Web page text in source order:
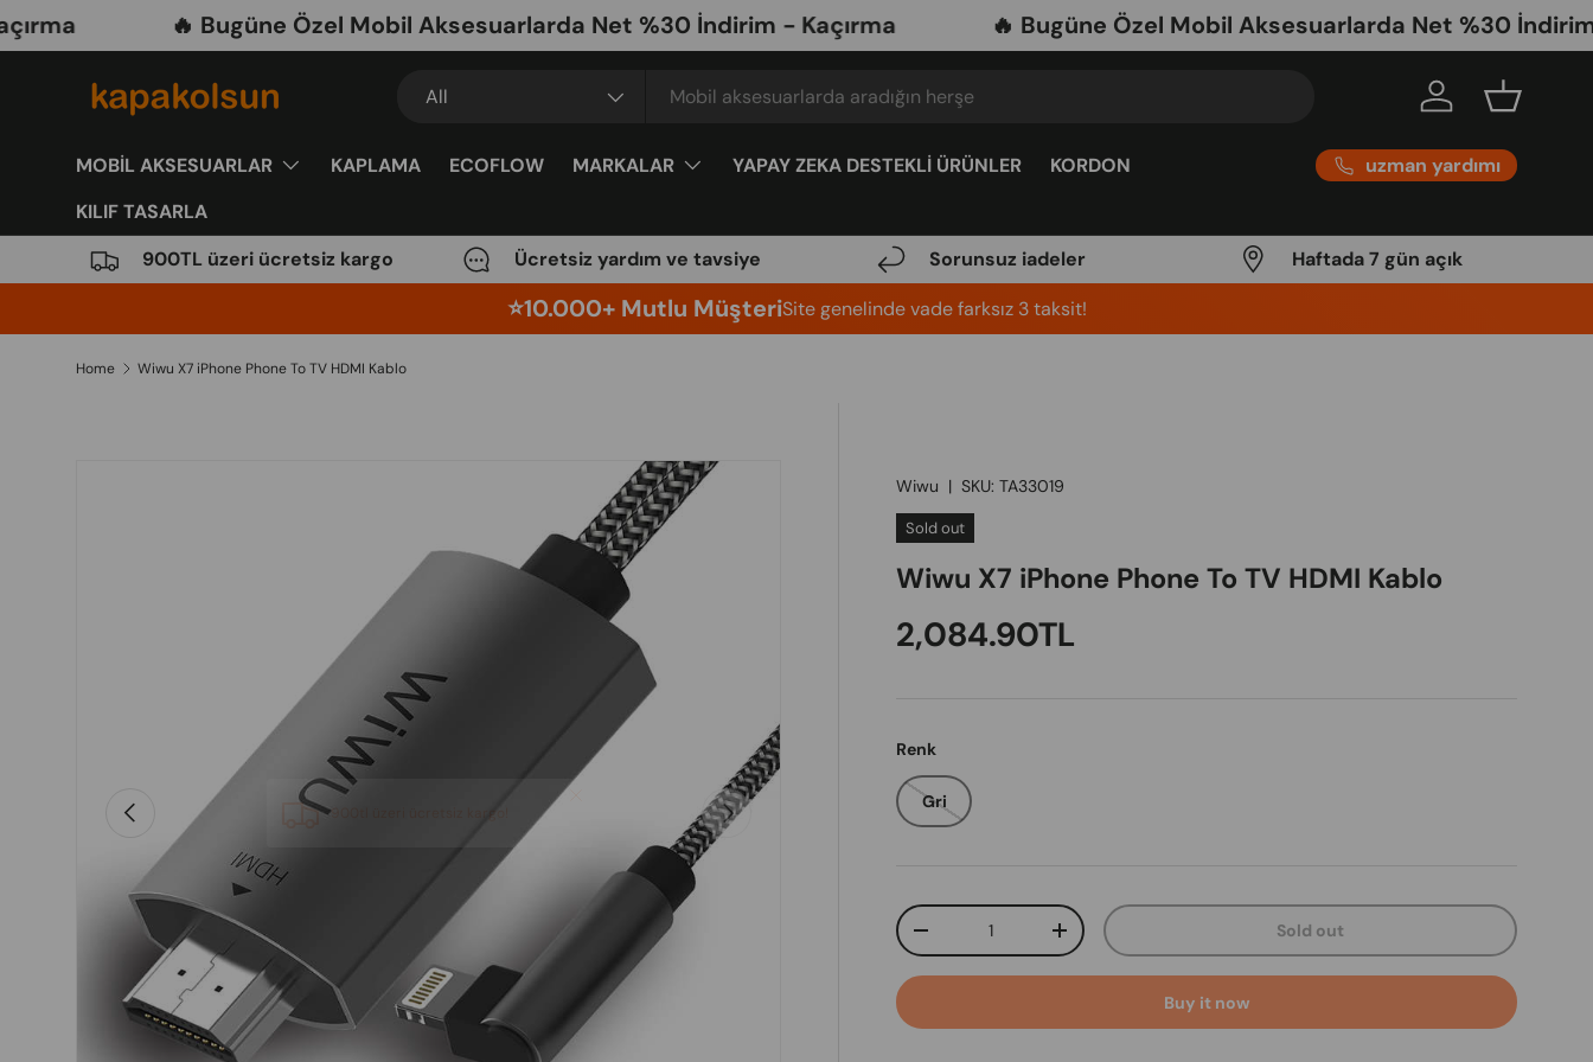
Skip to content
🔥 Bugüne Özel Mobil Aksesuarlarda Net %30 İndirim - Kaçırma 🔥 Bugüne Özel Mobil Aksesuarlarda Net %30 İndirim -
All Log in Basket
MOBİL AKSESUARLAR KAPLAMA ECOFLOW MARKALAR YAPAY ZEKA DESTEKLİ ÜRÜNLER
KORDON
KILIF TASARLA
uzman yardımı
900TL üzeri ücretsiz kargo Ücretsiz yardım ve tavsiye Sorunsuz iadeler Haftada 7 gün açık
⭐️10.000+ Mutlu MüşteriSite genelinde vade farksız 3 taksit!
Home Wiwu X7 iPhone Phone To TV HDMI Kablo
Previous Next
Wiwu |SKU: TA33019
Sold out
Wiwu X7 iPhone Phone To TV HDMI Kablo
Regular price
2,084.90TL
Renk
Gri
Qty
Decrease quantityIncrease quantity Sold out
Buy it now